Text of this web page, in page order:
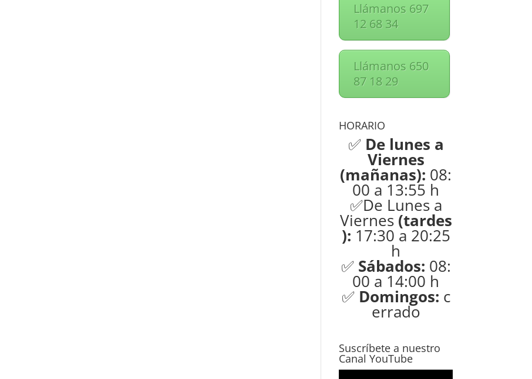
Llámanos 697
12 68 34
Llámanos 650
87 18 29
HORARIO
✅ De lunes a
Viernes
(mañanas): 08:
00 a 13:55 h
✅De Lunes a
Viernes(tardes
): 17:30 a 20:25
h
✅ Sábados: 08:
00 a 14:00 h
✅ Domingos: c
errado
Suscríbete a nuestro
Canal YouTube